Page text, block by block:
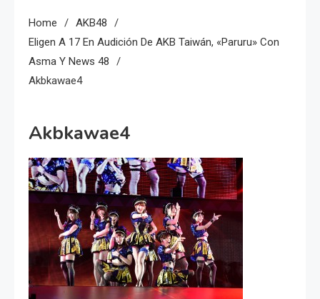
Home
AKB48
Eligen A 17 En Audición De AKB Taiwán, «Paruru» Con
Asma Y News 48
Akbkawae4
Akbkawae4